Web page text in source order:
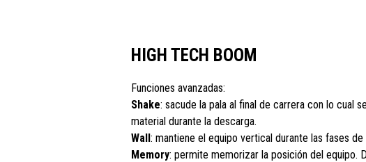
HIGH TECH BOOM
Funciones avanzadas:
Shake: sacude la pala al final de carrera con lo cual
material durante la descarga.
Wall: mantiene el equipo vertical durante las fases de
Memory: permite memorizar la posición del equipo.